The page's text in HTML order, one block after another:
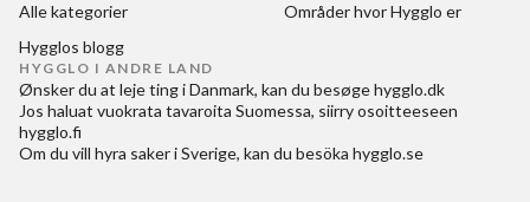
Alle kategorier
Områder hvor Hygglo er
Hygglos blogg
HYGGLO I ANDRE LAND
Ønsker du at leje ting i Danmark, kan du besøgehygglo.dk
Jos haluat vuokrata tavaroita Suomessa, siirry osoitteeseen
hygglo.fi
Om du vill hyra saker i Sverige, kan du besöka hygglo.se